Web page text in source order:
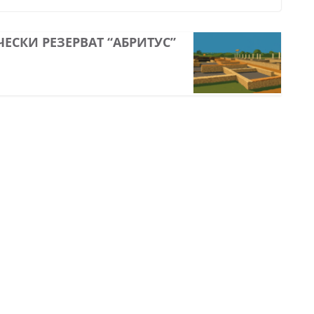
РЕЗЕРВАТ “АБРИТУС”